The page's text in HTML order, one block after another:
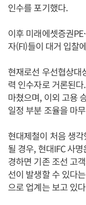
인수를 포기했다.
이후 미래에셋증권
자(FI)들이 대거 입찰
현재로선 우선협상대
력 인수자로 거론된
마쳤으며, 이외 고용
일정 부분 조율을 마
현대제철이 처음 생
될 경우, 현대IFC 사
경하면 기존 조선 고
선이 발생할 수 있다
으로 업계는 보고 있